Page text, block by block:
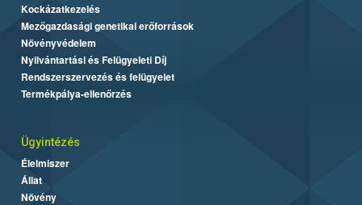
Kockázatkezelés
Mezőgazdasági genetikai erőforrások
Növényvédelem
Nyilvántartási és Felügyeleti Díj
Rendszerszervezés és felügyelet
Termékpálya-ellenőrzés
Ügyintézés
Élelmiszer
Állat
Növény